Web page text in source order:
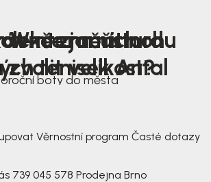
jarních
tenisek Antal
změřit nohu
zvolit velikost?
Winter mustard
boty do města
Věrnostní program Časté dotazy
739 045 578 Prodejna Brno